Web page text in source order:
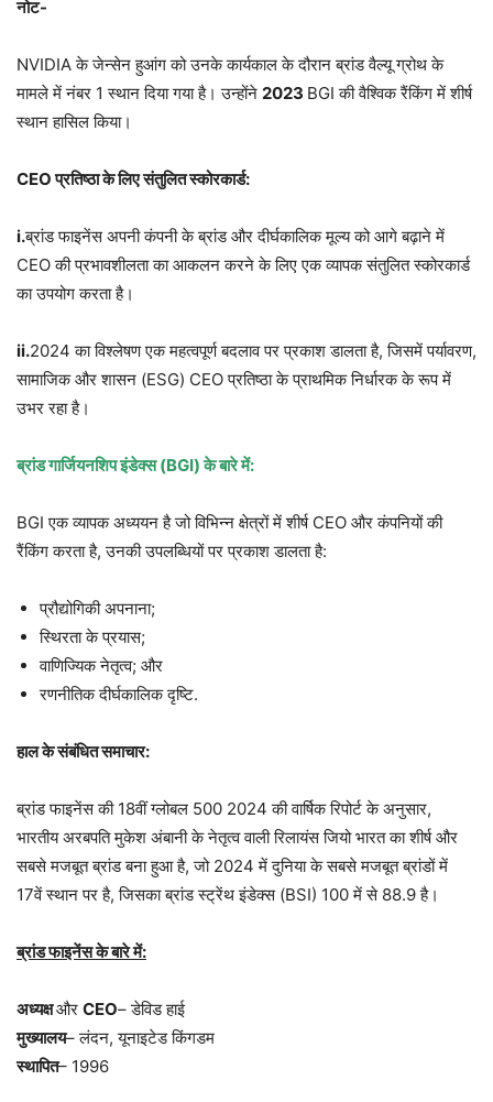
नोट-
NVIDIA के जेन्सेन हुआंग को उनके कार्यकाल के दौरान ब्रांड वैल्यू ग्रोथ के
मामले में नंबर 1 स्थान दिया गया है। उन्होंने 2023 BGI की वैश्विक रैंकिंग में शीर्ष
स्थान हासिल किया।
CEOप्रतिष्ठा के लिए संतुलित स्कोरकार्ड:
i.ब्रांड फाइनेंस अपनी कंपनी के ब्रांड और दीर्घकालिक मूल्य को आगे बढ़ाने में
CEO की प्रभावशीलता का आकलन करने के लिए एक व्यापक संतुलित स्कोरकार्ड
का उपयोग करता है।
ii.2024 का विश्लेषण एक महत्वपूर्ण बदलाव पर प्रकाश डालता है, जिसमें पर्यावरण,
सामाजिक और शासन (ESG) CEO प्रतिष्ठा के प्राथमिक निर्धारक के रूप में
उभर रहा है।
ब्रांड गार्जियनशिप इंडेक्स (BGI)के बारे में:
BGI एक व्यापक अध्ययन है जो विभिन्न क्षेत्रों में शीर्ष CEO और कंपनियों की
रैंकिंग करता है, उनकी उपलब्धियों पर प्रकाश डालता है:
प्रौद्योगिकी अपनाना;
स्थिरता के प्रयास;
वाणिज्यिक नेतृत्व; और
रणनीतिक दीर्घकालिक दृष्टि.
हाल के संबंधित समाचार:
ब्रांड फाइनेंस की 18वीं ग्लोबल 500 2024 की वार्षिक रिपोर्ट के अनुसार,
भारतीय अरबपति मुकेश अंबानी के नेतृत्व वाली रिलायंस जियो भारत का शीर्ष और
सबसे मजबूत ब्रांड बना हुआ है, जो 2024 में दुनिया के सबसे मजबूत ब्रांडों में
17वें स्थान पर है, जिसका ब्रांड स्ट्रेंथ इंडेक्स (BSI) 100 में से 88.9 है।
ब्रांड फाइनेंस के बारे में:
अध्यक्षऔर CEO– डेविड हाई
मुख्यालय– लंदन, यूनाइटेड किंगडम
स्थापित– 1996